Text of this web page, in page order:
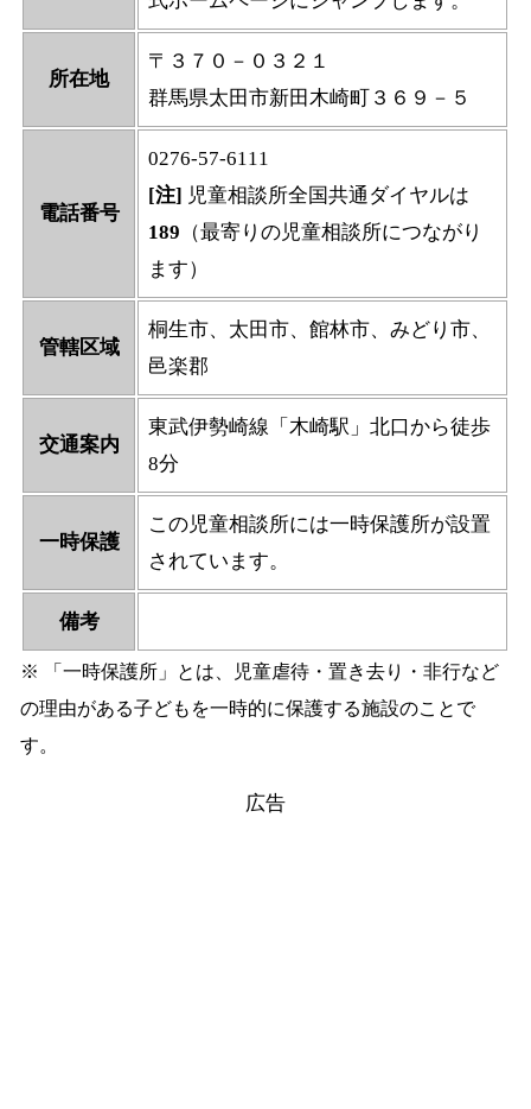
所在地
〒３７０－０３２１
群馬県太田市新田木崎町３６９－５
電話番号
0276-57-6111
[注] 児童相談所全国共通ダイヤルは
189 （最寄りの児童相談所につながり
ます）
管轄区域
桐生市、太田市、館林市、みどり市、
邑楽郡
交通案内
東武伊勢崎線「木崎駅」北口から徒歩
8分
一時保護
この児童相談所には一時保護所が設置
されています。
備考
※ 「一時保護所」とは、児童虐待・置き去り・非行など
の理由がある子どもを一時的に保護する施設のことで
す。